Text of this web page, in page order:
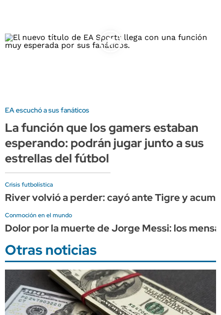
EA escuchó a sus fanáticos
La función que los gamers estaban
esperando: podrán jugar junto a sus
estrellas del fútbol
Crisis futbolística
River volvió a perder: cayó ante Tigre y
Conmoción en el mundo
Dolor por la muerte de Jorge Messi: los
Otras noticias